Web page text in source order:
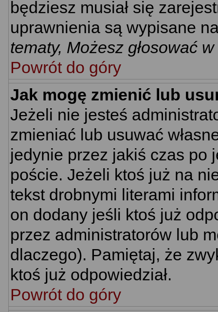
będziesz musiał się
uprawnienia są wypisane
tematy, Możesz głosować
Powrót do góry
Jak mogę zmienić lub
Jeżeli nie jesteś
zmieniać lub usuwać
jedynie przez jakiś czas
poście. Jeżeli ktoś już na
tekst drobnymi literami
on dodany jeśli ktoś już
przez administratorów lub
dlaczego). Pamiętaj, że
ktoś już odpowiedział.
Powrót do góry